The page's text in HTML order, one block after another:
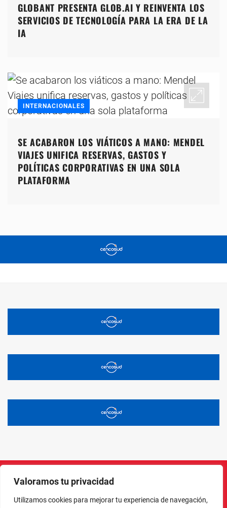
Valoramos tu privacidad
Utilizamos cookies para mejorar tu experiencia de navegación,
GLOBANT PRESENTA GLOB.AI Y REINVENTA LOS
SERVICIOS DE TECNOLOGÍA PARA LA ERA DE LA
IA
INTERNACIONALES
SE ACABARON LOS VIÁTICOS A MANO: MENDEL
VIAJES UNIFICA RESERVAS, GASTOS Y
POLÍTICAS CORPORATIVAS EN UNA SOLA
PLATAFORMA
InstagramFacebook
X